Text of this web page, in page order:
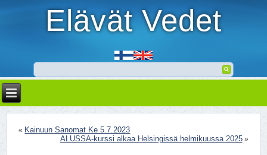
Elävät Vedet
« Kainuun Sanomat Ke 5.7.2023
ALUSSA-kurssi alkaa Helsingissä helmikuussa 2025»